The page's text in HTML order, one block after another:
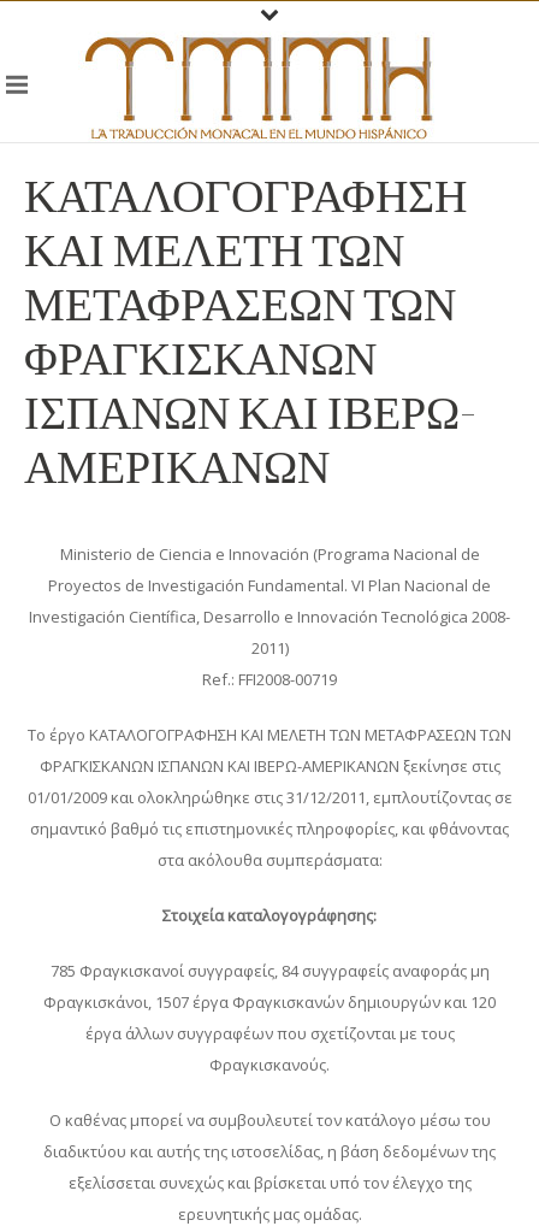
ΚΑΤΑΛΟΓΟΓΡΑΦΗΣΗ
ΚΑΙ ΜΕΛΕΤΗ ΤΩΝ
ΜΕΤΑΦΡΑΣΕΩΝ ΤΩΝ
ΦΡΑΓΚΙΣΚΑΝΩΝ
ΙΣΠΑΝΩΝ ΚΑΙ ΙΒΕΡΩ-
ΑΜΕΡΙΚΑΝΩΝ
Ministerio de Ciencia e Innovación (Programa Nacional de
Proyectos de Investigación Fundamental. VI Plan Nacional de
Investigación Científica, Desarrollo e Innovación Tecnológica 2008-
2011)
Ref.: FFI2008-00719
Το έργο ΚΑΤΑΛΟΓΟΓΡΑΦΗΣΗ ΚΑΙ ΜΕΛΕΤΗ ΤΩΝ ΜΕΤΑΦΡΑΣΕΩΝ ΤΩΝ
ΦΡΑΓΚΙΣΚΑΝΩΝ ΙΣΠΑΝΩΝ ΚΑΙ ΙΒΕΡΩ-ΑΜΕΡΙΚΑΝΩΝ ξεκίνησε στις
01/01/2009 και ολοκληρώθηκε στις 31/12/2011, εμπλουτίζοντας σε
σημαντικό βαθμό τις επιστημονικές πληροφορίες, και φθάνοντας
στα ακόλουθα συμπεράσματα:
Στοιχεία καταλογογράφησης:
785 Φραγκισκανοί συγγραφείς, 84 συγγραφείς αναφοράς μη
Φραγκισκάνοι, 1507 έργα Φραγκισκανών δημιουργών και 120
έργα άλλων συγγραφέων που σχετίζονται με τους
Φραγκισκανούς.
Ο καθένας μπορεί να συμβουλευτεί τον κατάλογο μέσω του
διαδικτύου και αυτής της ιστοσελίδας, η βάση δεδομένων της
εξελίσσεται συνεχώς και βρίσκεται υπό τον έλεγχο της
ερευνητικής μας ομάδας.